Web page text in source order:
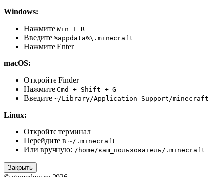
Windows:
Нажмите Win + R
Введите %appdata%\.minecraft
Нажмите Enter
macOS:
Откройте Finder
Нажмите Cmd + Shift + G
Введите ~/Library/Application Support/minecraft
Linux:
Откройте терминал
Перейдите в ~/.minecraft
Или вручную: /home/ваш_пользователь/.minecraft
Закрыть